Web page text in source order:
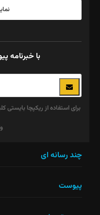
با خبرنامه
نباید
چند رسانه ای
پیوست